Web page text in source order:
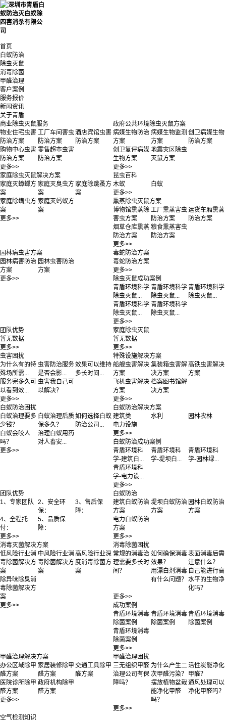
首页
白蚁防治
除虫灭鼠
消毒除菌
甲醛治理
客户案例
服务报价
新闻资讯
关于青盾
商业除虫灭鼠服务
物业住宅虫害
防治方案
工厂车间害虫
防治方案
酒店宾馆虫害
防治方案
购物中心虫害
防治方案
零售超市虫害
防治方案
更多>>
政府公共环境除虫灭鼠方案
病媒生物防治
方案
病媒生物监测
方案
创卫病媒生物
防治方案
创卫复评病媒
生物方案
地震灾区除虫
灭鼠方案
更多>>
家庭除虫灭鼠解决方案
家庭灭蟑螂方
案
家庭灭臭虫方
案
家庭除跳蚤方
案
家庭除螨虫方
案
家庭灭蚂蚁方
案
更多>>
昆虫百科
木蚁
白蚁
更多>>
熏蒸除虫灭鼠方案
博物馆熏蒸除
害虫方案
工厂熏蒸害虫
防治方案
运货车厢熏蒸
防治方案
烟草仓库熏蒸
防治方案
粮食熏蒸害虫
防治方案
更多>>
园林病虫害方案
园林病害防治
方案
园林虫害防治
方案
更多>>
毒蛇防治方案
毒蛇防治方案
更多>>
除虫灭鼠成功案例
青盾环境科学
除虫灭鼠...
青盾环境科学
除虫灭鼠...
青盾环境科学
除虫灭鼠...
青盾环境科学
除虫灭鼠...
青盾环境科学
除虫灭鼠...
更多>>
团队优势
暂无数据
更多>>
家庭除虫灭鼠
暂无数据
更多>>
虫害困扰
为什么有的特
殊场所需...
虫害防治服务
是否会影...
效果可以维持
多长时间...
服务完多久可
以看到效...
虫害我自己可
以解决？
更多>>
特殊设施解决方案
船舰虫害解决
方案
集装箱虫害解
决方案
高铁虫害解决
方案
飞机虫害解决
方案
档案图书馆解
决方案
更多>>
白蚁防治困扰
白蚁治理要多
少钱？
白蚁治理后质
保多久？
如何选择白蚁
防治公司...
白蚁会咬人
吗？
治理白蚁用药
对人畜安...
更多>>
白蚁防治解决方案
建筑类
水利
园林农林
电力设施
更多>>
白蚁防治成功案例
青盾环境科
学-建筑白...
青盾环境科
学-堤坝白...
青盾环境科
学-园林绿...
青盾环境科
学-电力设...
更多>>
团队优势
1、专家团队 2、安全环
保：
3、售后保
障：
4、全程托
付：
5、品质保
障：
更多>>
白蚁防治
建筑白蚁防治
方案
堤坝白蚁防治
方案
园林白蚁防治
方案
电力白蚁防治
方案
更多>>
消毒灭菌解决方案
低风险行业消
毒除菌解决方
案
中风险行业消
毒除菌解决方
案
高风险行业深
度消毒除菌方
案
除异味除臭消
毒除菌解决方
案
更多>>
消毒除菌困扰
常规的消毒治
理需要多长时
间？
如何确保消毒
效果？
表面消毒后需
注意什么？
用漂白剂消毒
有什么问题？
自己能进行高
水平的生物净
化吗？
更多>>
成功案例
青盾环境消毒
除菌案例
青盾环境消毒
除菌案例
青盾环境消毒
除菌案例
青盾环境消毒
除菌案例
更多>>
甲醛治理解决方案
办公区域除甲
醛方案
家居装修除甲
醛方案
交通工具除甲
醛方案
医院诊所除甲
醛方案
政府机构除甲
醛方案
更多>>
甲醛治理困扰
三无组织甲醛
治理公司有保
障吗？
为什么产生二
次甲醛污染？
活性炭能净化
甲醛？
摆放植物盆栽
能净化甲醛
吗？
通风处理可以
净化甲醛吗？
更多>>
空气检测知识